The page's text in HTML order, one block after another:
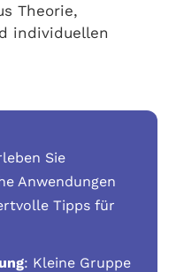
Theorie,
individuellen
Sie
Anwendungen
Tipps für
: Kleine Gruppe